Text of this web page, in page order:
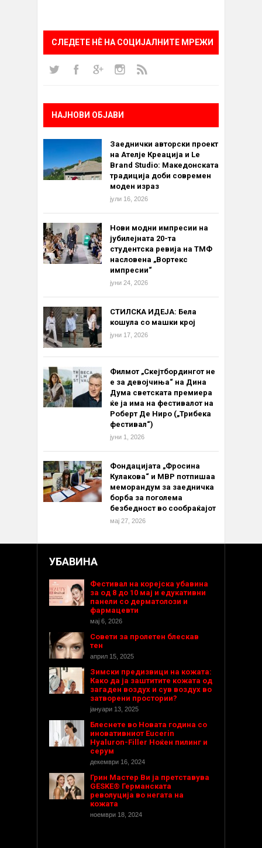
СЛЕДЕТЕ НÈ НА СОЦИЈАЛНИТЕ МРЕЖИ
НАЈНОВИ ОБЈАВИ
Заеднички авторски проект
на Ателје Креација и Le
Brand Studio: Македонската
традиција доби современ
моден израз
јули 16, 2026
Нови модни импресии на
јубилејната 20-та
студентска ревија на ТМФ
насловена „Вортекс
импресии“
јуни 24, 2026
СТИЛСКА ИДЕЈА: Бела
кошула со машки крој
јуни 17, 2026
Филмот „Скејтбордингот не
е за девојчиња“ на Дина
Дума светската премиера
ќе ја има на фестивалот на
Роберт Де Ниро („Трибека
фестивал“)
јуни 1, 2026
Фондацијата „Фросина
Кулакова“ и МВР потпишаа
меморандум за заедничка
борба за поголема
безбедност во сообраќајот
мај 27, 2026
УБАВИНА
Фестивал на корејска убавина
за од 8 до 10 мај и едукативни
панели со дерматолози и
фармацевти
мај 6, 2026
Совети за пролетен блескав
тен
април 15, 2025
Зимски предизвици на кожата:
Како да ја заштитите кожата од
загаден воздух и сув воздух во
затворени простории?
јануари 13, 2025
Блеснете во Новата година со
иновативниот Eucerin
Hyaluron-Filler Ноќен пилинг и
серум
декември 16, 2024
Грин Мастер Ви ја претставува
GESKE® Германската
револуција во негата на
кожата
ноември 18, 2024